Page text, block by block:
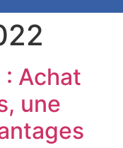
: Achat
une